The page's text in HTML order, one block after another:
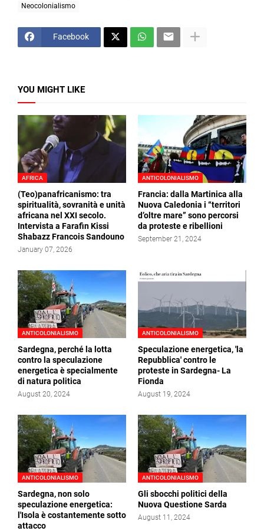
Neocolonialismo
Facebook
YOU MIGHT LIKE
AFRICA
(Teo)panafricanismo: tra
spiritualità, sovranità e unità
africana nel XXI secolo.
Intervista a Farafin Kissi
Shabazz Francois Sandouno
January 07, 2026
ANTICOLONIALISMO
Francia: dalla Martinica alla
Nuova Caledonia i “territori
d’oltre mare” sono percorsi
da proteste e ribellioni
September 21, 2024
ANTICOLONIALISMO
Sardegna, perché la lotta
contro la speculazione
energetica è specialmente
di natura politica
August 20, 2024
ANTICOLONIALISMO
Speculazione energetica, 'la
Repubblica' contro le
proteste in Sardegna- La
Fionda
August 19, 2024
ANTICOLONIALISMO
Sardegna, non solo
speculazione energetica:
l'Isola è costantemente sotto
attacco
ANTICOLONIALISMO
Gli sbocchi politici della
Nuova Questione Sarda
August 11, 2024